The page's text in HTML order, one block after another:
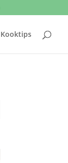
Kooktips